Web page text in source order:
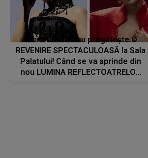
Tania Turtureanu pregătește O
REVENIRE SPECTACULOASĂ la Sala
Palatului! Când se va aprinde din
nou LUMINA REFLECTOATRELOR